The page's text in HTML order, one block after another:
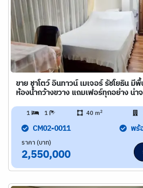
ขาย ชาโตว์ อินทาวน์ เมเจอร์ รัชโยธิน
ห้องน้ำกว้างขวาง แถมเฟอร์ทุกอย่าง น่
1 1 40 m2
CM02-0011 พร้
ราคา (บาท)
2,550,000